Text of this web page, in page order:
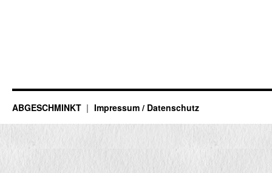
ABGESCHMINKT Impressum / Datenschutz